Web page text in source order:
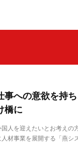
事への意欲を持
橋に
人を迎えたいとお考えの
材事業を展開する「燕シ